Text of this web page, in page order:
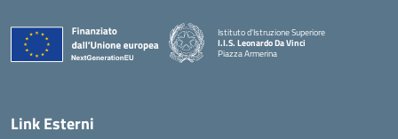
Istituto d'Istruzione Superiore
I.I.S. Leonardo Da Vinci
Piazza Armerina
Link Esterni